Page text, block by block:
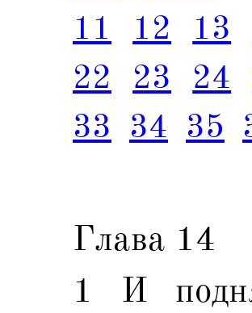
11
12 13
22
23 24
33 34 35
Глава 14
1 И